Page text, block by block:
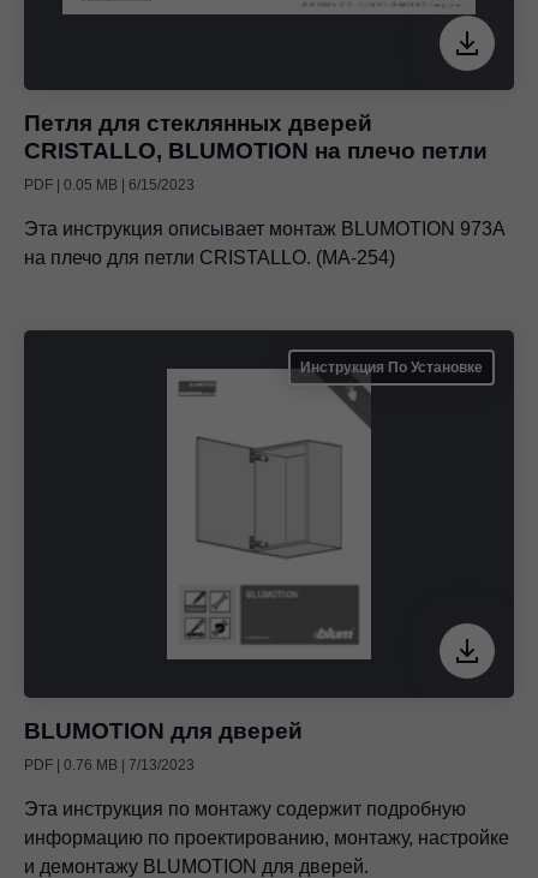
Петля для стеклянных дверей
CRISTALLO, BLUMOTION на плечо петли
PDF | 0.05 MB | 6/15/2023
Эта инструкция описывает монтаж BLUMOTION 973A
на плечо для петли CRISTALLO. (MA-254)
Инструкция По Установке
BLUMOTION для дверей
PDF | 0.76 MB | 7/13/2023
Эта инструкция по монтажу содержит подробную
информацию по проектированию, монтажу, настройке
и демонтажу BLUMOTION для дверей.